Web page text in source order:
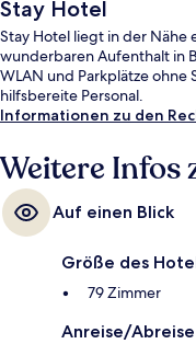
Stay Hotel
Stay Hotel liegt in der Nähe
wunderbaren Aufenthalt in
WLAN und Parkplätze ohne
hilfsbereite Personal.
Informationen zu den
Weitere Infos
Auf einen Blick
Größe des
79 Zimmer
Anreise/Abreise